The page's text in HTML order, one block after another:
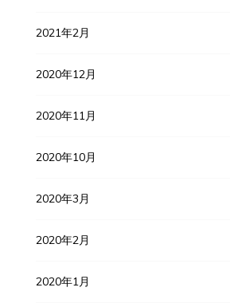
2021年2月
2020年12月
2020年11月
2020年10月
2020年3月
2020年2月
2020年1月